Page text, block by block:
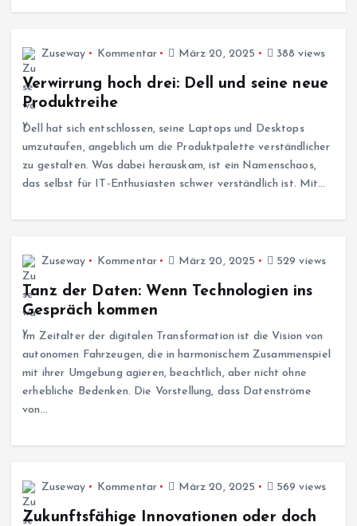
Zuseway Kommentar März 20, 2025 388 views
Verwirrung hoch drei: Dell und seine neue
Produktreihe
Dell hat sich entschlossen, seine Laptops und Desktops
umzutaufen, angeblich um die Produktpalette verständlicher
zu gestalten. Was dabei herauskam, ist ein Namenschaos,
das selbst für IT-Enthusiasten schwer verständlich ist. Mit…
Zuseway Kommentar März 20, 2025 529 views
Tanz der Daten: Wenn Technologien ins
Gespräch kommen
Im Zeitalter der digitalen Transformation ist die Vision von
autonomen Fahrzeugen, die in harmonischem Zusammenspiel
mit ihrer Umgebung agieren, beachtlich, aber nicht ohne
erhebliche Bedenken. Die Vorstellung, dass Datenströme
von…
Zuseway Kommentar März 20, 2025 569 views
Zukunftsfähige Innovationen oder doch